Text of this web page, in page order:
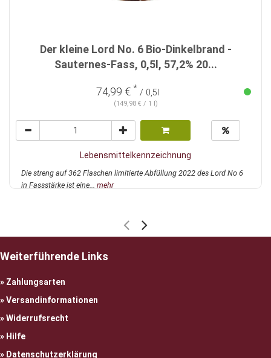
Der kleine Lord No. 6 Bio-Dinkelbrand -
Sauternes-Fass, 0,5l, 57,2% 20...
74,99 € * / 0,5l
(149,98 € / 1 l)
Lebensmittelkennzeichnung
Die streng auf 362 Flaschen limitierte Abfüllung 2022 des Lord No 6
in Fassstärke ist eine... mehr
Weiterführende Links
Zahlungsarten
Versandinformationen
Widerrufsrecht
Hilfe
Datenschutzerklärung